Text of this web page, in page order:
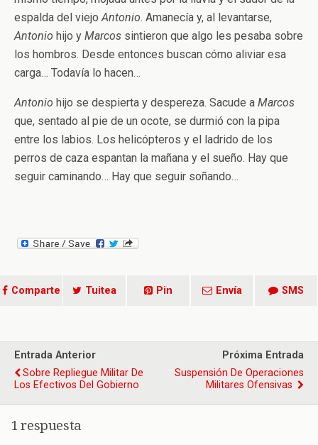
espalda del viejoAntonio. Amanecía y, al levantarse,
Antonio hijo y Marcos sintieron que algo les pesaba sobre
los hombros. Desde entonces buscan cómo aliviar esa
carga… Todavía lo hacen…
Antonio hijo se despierta y despereza. Sacude a Marcos
que, sentado al pie de un ocote, se durmió con la pipa
entre los labios. Los helicópteros y el ladrido de los
perros de caza espantan la mañana y el sueño. Hay que
seguir caminando… Hay que seguir soñando…
Comparte Tuitea Pin Envía SMS
Entrada Anterior
Sobre Repliegue Militar De
Los Efectivos Del Gobierno
Próxima Entrada
Suspensión De Operaciones
Militares Ofensivas
1 respuesta